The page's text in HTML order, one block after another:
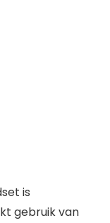
is
gebruik van